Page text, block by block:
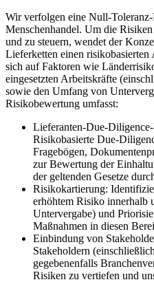
Wir verfolgen eine Null-
Menschenhandel. Um die
und zu steuern, wendet der
Lieferketten einen
sich auf Faktoren wie
eingesetzten Arbeitskräfte
sowie den Umfang von
Risikobewertung umfasst:
Lieferanten-Due-
Risikobasierte Due-
Fragebögen,
zur Bewertung der
der geltenden Gesetze
Risikokartierung:
erhöhtem Risiko innerhalb
Untervergabe) und
Maßnahmen in diesen
Einbindung von
Stakeholdern
gegebenenfalls
Risiken zu vertiefen und